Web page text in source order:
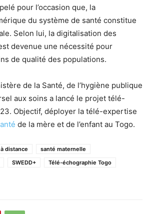
pour l’occasion que, la
du système de santé constitue
Selon lui, la digitalisation des
devenue une nécessité pour
de qualité des populations.
de la Santé, de l’hygiène publique
aux soins a lancé le projet télé-
Objectif, déployer la télé-expertise
de la mère et de l’enfant au Togo.
distance
santé maternelle
SWEDD+
Télé-échographie Togo